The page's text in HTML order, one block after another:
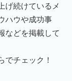
EC
げ続けているメ
ハウや成功事
などを掲載して
でチェック！